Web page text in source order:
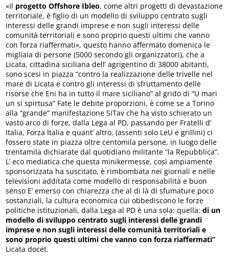
«Il progetto Offshore Ibleo, come altri progetti di devastazione
territoriale, è figlio di un modello di sviluppo centrato sugli
interessi delle grandi imprese e non sugli interessi delle
comunità territoriali e sono proprio questi ultimi che vanno
con forza riaffermati», questo hanno affermato domenica le
migliaia di persone (5000 secondo gli organizzatori), che a
Licata, cittadina siciliana dell’ agrigentino di 38000 abitanti,
sono scesi in piazza “contro la realizzazione delle trivelle nel
mare di Licata e contro gli interessi di sfruttamento delle
risorse che Eni ha in tutto il mare siciliano” al grido di “U mari
un si spirtusa” Fate le debite proporzioni, è come se a Torino
alla “grande” manifestazione SITav che ha visto schierato un
vasto arco di forze, dalla Lega al PD, passando per Fratelli d’
Italia, Forza Italia e quant’ altro, (assenti solo LeU e grillini) ci
fossero state in piazza oltre centomila persone, in luogo delle
trentamila dichiarate dal quotidiano militante “la Repubblica”.
L’ eco mediatica che questa minikermesse, così ampiamente
sponsorizzata ha suscitato, è rimbombata nei giornali e nelle
televisioni additata come modello di responsabilità e buon
senso E’ emerso con chiarezza che al di là di sfumature poco
sostanziali, la cultura economica cui obbediscono le forze
politiche istituzionali, dalla Lega al PD è una sola: quella:di un
modello di sviluppo centrato sugli interessi delle grandi
imprese e non sugli interessi delle comunità territoriali e
sono proprio questi ultimi che vanno con forza riaffermati”
Licata docet.